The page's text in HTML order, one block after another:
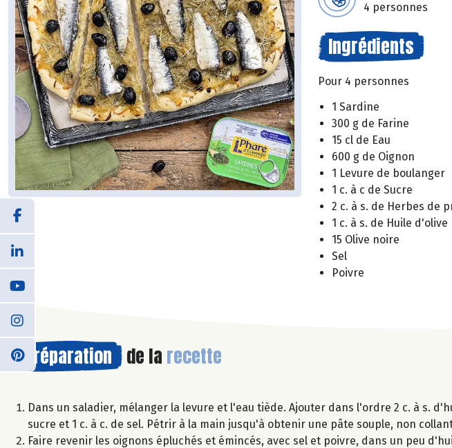
4 personnes
Ingrédients
Pour 4 personnes
1 Sardine
300 g de Farine
15 cl de Eau
600 g de Oignon
1 Levure de boulanger
1 c. à c de Sucre
2 c. à s. de Herbes de
1 c. à s. de Huile d'olive
15 Olive noire
Sel
Poivre
Préparation de la recette
Dans un saladier, mélanger la levure et l'eau tiède. Ajouter dans l'ordre 2 c. à s.
sucre et 1 c. à c. de sel. Pétrir à la main jusqu'à obtenir une pâte souple, non
Faire revenir les oignons épluchés et émincés, avec sel et poivre, dans un peu